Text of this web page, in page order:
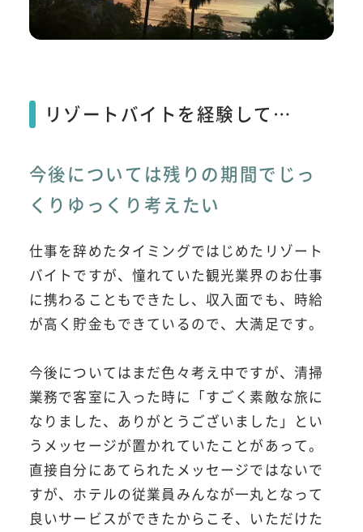
リゾートバイトを経験して…
今後については残りの期間でじっ
くりゆっくり考えたい
仕事を辞めたタイミングではじめたリゾート
バイトですが、憧れていた観光業界のお仕事
に携わることもできたし、収入面でも、時給
が高く貯金もできているので、大満足です。
今後についてはまだ色々考え中ですが、清掃
業務で客室に入った時に「すごく素敵な旅に
なりました、ありがとうございました」とい
うメッセージが置かれていたことがあって。
直接自分にあてられたメッセージではないで
すが、ホテルの従業員みんなが一丸となって
良いサービスができたからこそ、いただけた